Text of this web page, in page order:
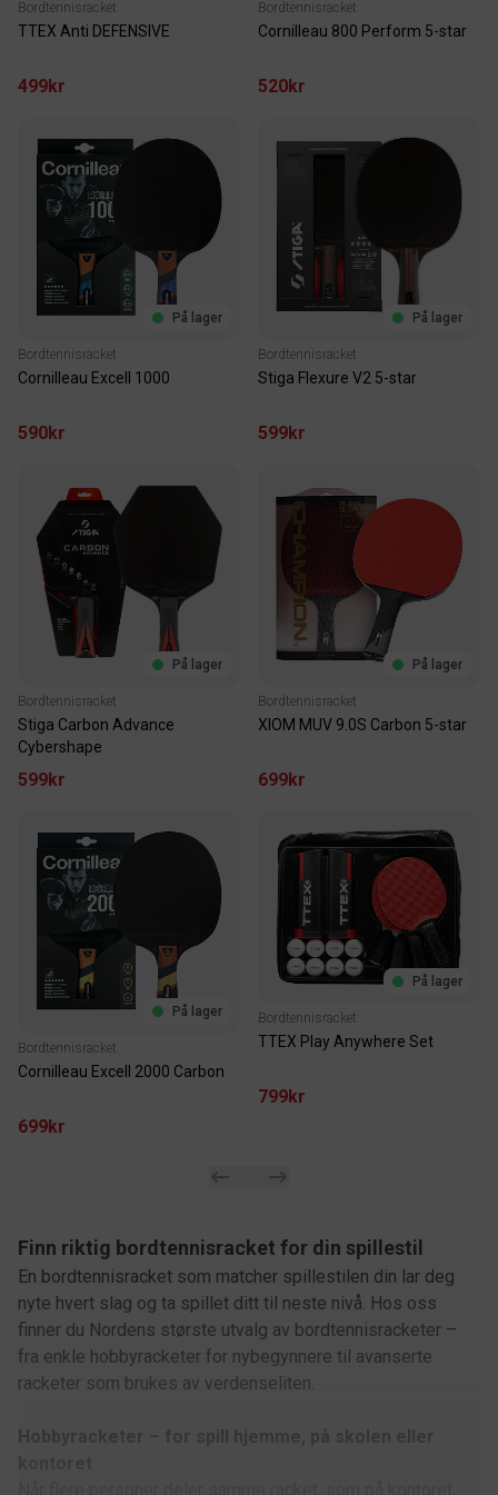
Bordtennisracket
TTEX Anti DEFENSIVE
499kr
Bordtennisracket
Cornilleau 800 Perform 5-star
520kr
På lager
Bordtennisracket
Cornilleau Excell 1000
590kr
På lager
Bordtennisracket
Stiga Flexure V2 5-star
599kr
På lager
Bordtennisracket
Stiga Carbon Advance
Cybershape
599kr
På lager
Bordtennisracket
XIOM MUV 9.0S Carbon 5-star
699kr
På lager
Bordtennisracket
Cornilleau Excell 2000 Carbon
699kr
På lager
Bordtennisracket
TTEX Play Anywhere Set
799kr
Finn riktig bordtennisracket for din spillestil
En bordtennisracket som matcher spillestilen din lar deg
nyte hvert slag og ta spillet ditt til neste nivå. Hos oss
finner du Nordens største utvalg av bordtennisracketer –
fra enkle hobbyracketer for nybegynnere til avanserte
racketer som brukes av verdenseliten.
Hobbyracketer – for spill hjemme, på skolen eller